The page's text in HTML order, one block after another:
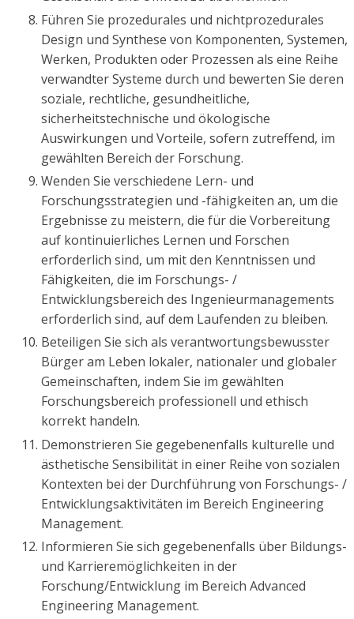
Führen Sie prozedurales und nichtprozedurales
Design und Synthese von Komponenten, Systemen,
Werken, Produkten oder Prozessen als eine Reihe
verwandter Systeme durch und bewerten Sie deren
soziale, rechtliche, gesundheitliche,
sicherheitstechnische und ökologische
Auswirkungen und Vorteile, sofern zutreffend, im
gewählten Bereich der Forschung.
Wenden Sie verschiedene Lern- und
Forschungsstrategien und -fähigkeiten an, um die
Ergebnisse zu meistern, die für die Vorbereitung
auf kontinuierliches Lernen und Forschen
erforderlich sind, um mit den Kenntnissen und
Fähigkeiten, die im Forschungs- /
Entwicklungsbereich des Ingenieurmanagements
erforderlich sind, auf dem Laufenden zu bleiben.
Beteiligen Sie sich als verantwortungsbewusster
Bürger am Leben lokaler, nationaler und globaler
Gemeinschaften, indem Sie im gewählten
Forschungsbereich professionell und ethisch
korrekt handeln.
Demonstrieren Sie gegebenenfalls kulturelle und
ästhetische Sensibilität in einer Reihe von sozialen
Kontexten bei der Durchführung von Forschungs- /
Entwicklungsaktivitäten im Bereich Engineering
Management.
Informieren Sie sich gegebenenfalls über Bildungs-
und Karrieremöglichkeiten in der
Forschung/Entwicklung im Bereich Advanced
Engineering Management.